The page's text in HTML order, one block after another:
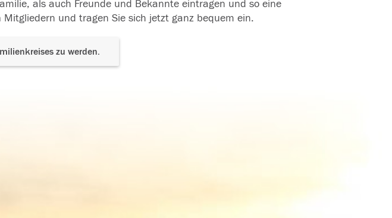
als auch Freunde und Bekannte eintragen und so eine
und tragen Sie sich jetzt ganz bequem ein.
zu werden.